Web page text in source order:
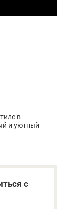
в
и уютный
с